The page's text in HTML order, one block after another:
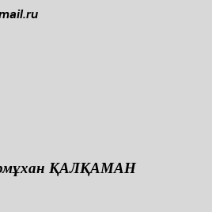
ҚАЛҚАМАН